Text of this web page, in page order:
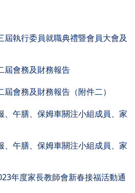
屆執行委員就職典禮暨會員大會及
屆會務及財務報告
屆會務及財務報告（附件二）
、午膳、保姆車關注小組成員、家
、午膳、保姆車關注小組成員、家
年度家長教師會新春接福活動通